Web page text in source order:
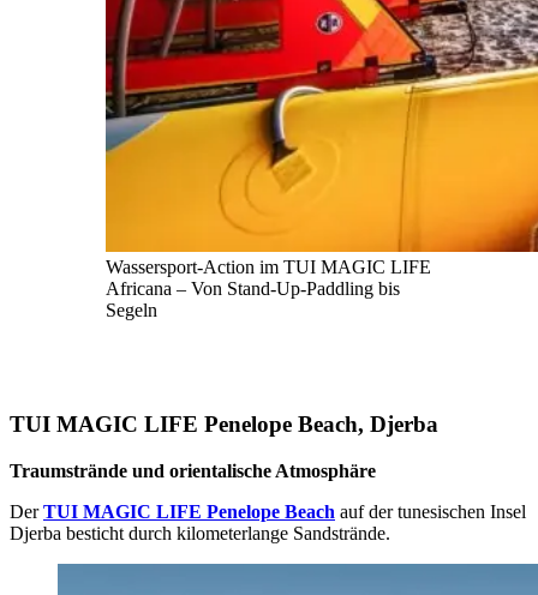
Wassersport-Action im TUI MAGIC LIFE
Africana – Von Stand-Up-Paddling bis
Segeln
TUI MAGIC LIFE Penelope Beach, Djerba
Traumstrände und orientalische Atmosphäre
DerTUI MAGIC LIFE Penelope Beach auf der tunesischen Insel
Djerba besticht durch kilometerlange Sandstrände.